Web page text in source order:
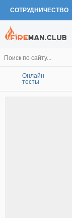
СОТРУДНИЧЕСТВО
Онлайн
тесты